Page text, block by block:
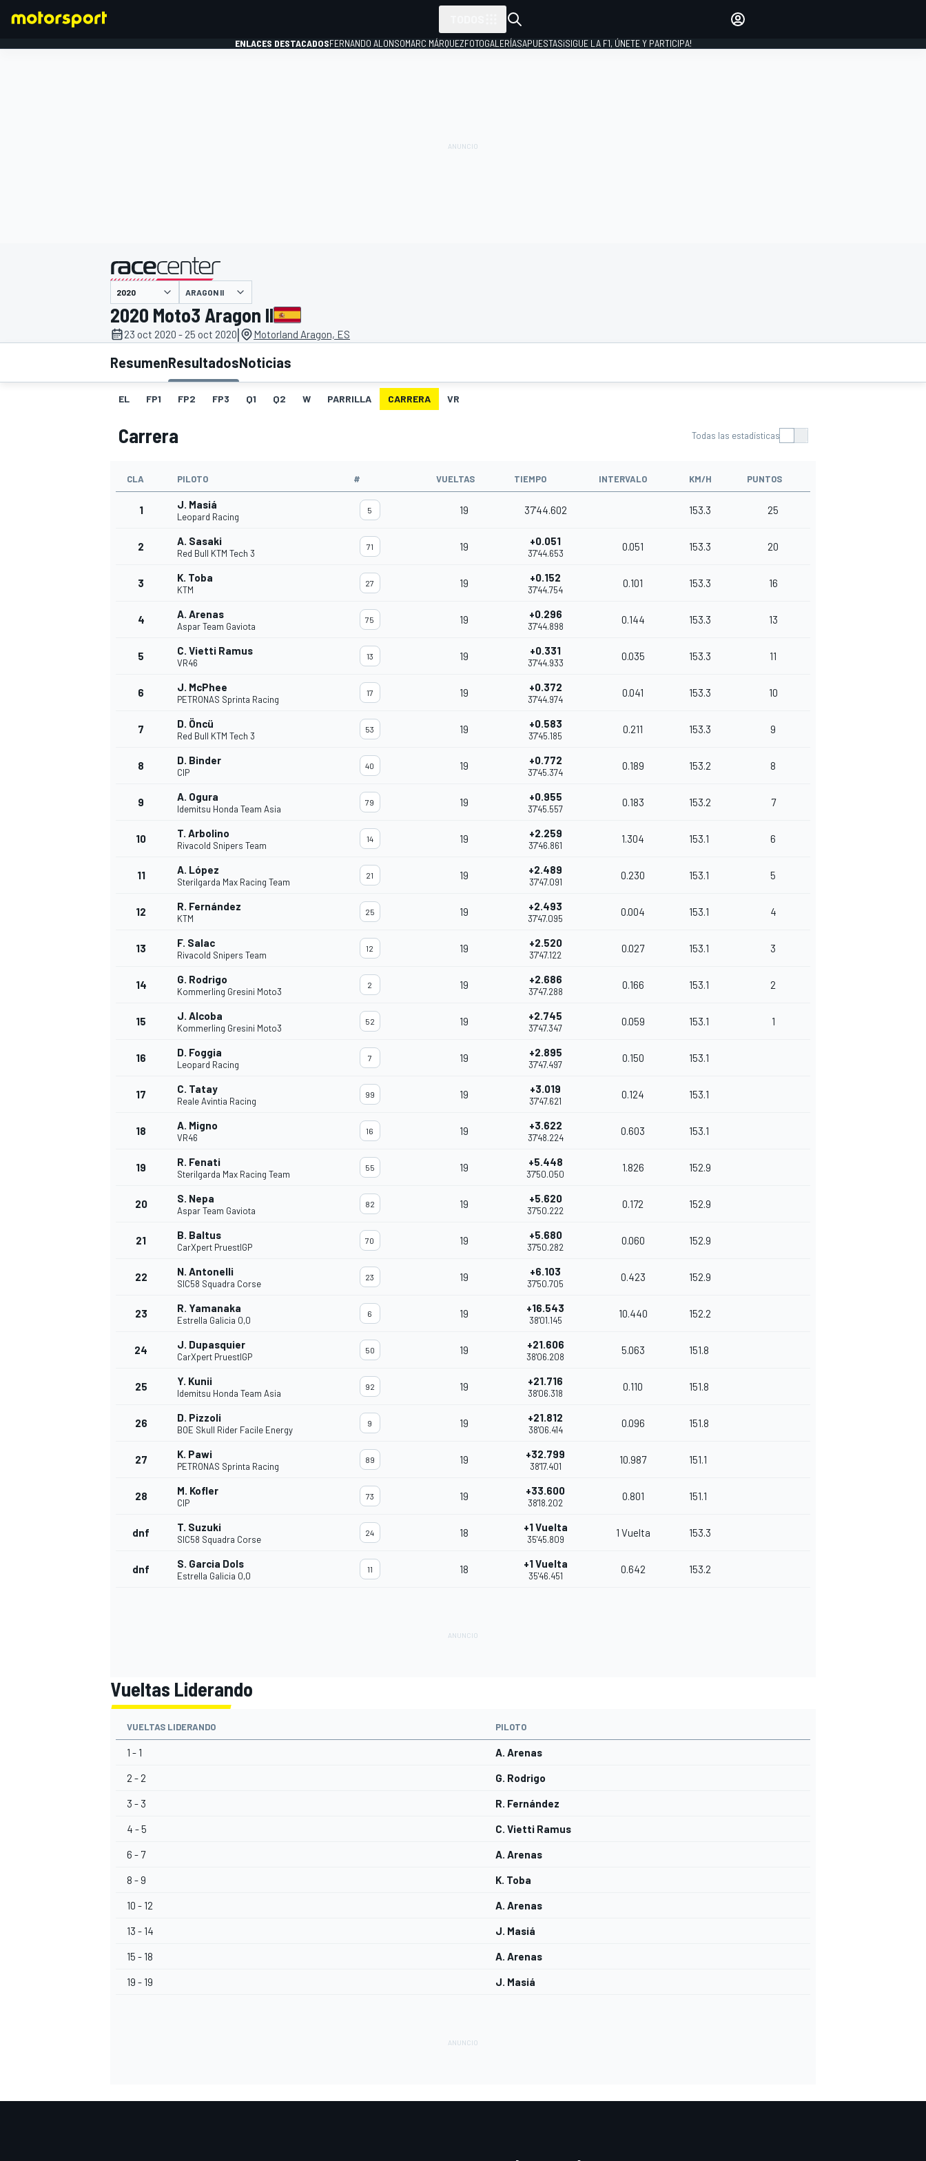
INDYCAR WRC
FÓRMULA E
MÁS CATEGORÍAS
ENLACES DESTACADOSFERNANDO ALONSOMARC MÁRQUEZFOTOGALERÍASAPUESTAS¡SIGUE LA F1, ÚNETE Y PARTICIPA!
presentado por
ARAGON II
2020 Moto3 Aragon II
23 oct 2020 - 25 oct 2020| Motorland Aragon, ES
ResumenResultadosNoticias
EL FP1 FP2 FP3 Q1 Q2 W PARRILLA CARRERA VR
Carrera Todas las estadísticas
CLA PILOTO # VUELTAS TIEMPO INTERVALO KM/H PUNTOS
1 J. Masiá
Leopard Racing
5 19 37'44.602 153.3 25
2 A. Sasaki
Red Bull KTM Tech 3
71 19 +0.051
37'44.653
0.051 153.3 20
3 K. Toba
KTM
27 19 +0.152
37'44.754
0.101 153.3 16
4 A. Arenas
Aspar Team Gaviota
75 19 +0.296
37'44.898
0.144 153.3 13
5 C. Vietti Ramus
VR46
13 19 +0.331
37'44.933
0.035 153.3 11
6 J. McPhee
PETRONAS Sprinta Racing
17 19 +0.372
37'44.974
0.041 153.3 10
7 D. Öncü
Red Bull KTM Tech 3
53 19 +0.583
37'45.185
0.211 153.3 9
8 D. Binder
CIP
40 19 +0.772
37'45.374
0.189 153.2 8
9 A. Ogura
Idemitsu Honda Team Asia
79 19 +0.955
37'45.557
0.183 153.2 7
10 T. Arbolino
Rivacold Snipers Team
14 19 +2.259
37'46.861
1.304 153.1 6
11 A. López
Sterilgarda Max Racing Team
21 19 +2.489
37'47.091
0.230 153.1 5
12 R. Fernández
KTM
25 19 +2.493
37'47.095
0.004 153.1 4
13 F. Salac
Rivacold Snipers Team
12 19 +2.520
37'47.122
0.027 153.1 3
14 G. Rodrigo
Kommerling Gresini Moto3
2 19 +2.686
37'47.288
0.166 153.1 2
15 J. Alcoba
Kommerling Gresini Moto3
52 19 +2.745
37'47.347
0.059 153.1 1
16 D. Foggia
Leopard Racing
7 19 +2.895
37'47.497
0.150 153.1
17 C. Tatay
Reale Avintia Racing
99 19 +3.019
37'47.621
0.124 153.1
18 A. Migno
VR46
16 19 +3.622
37'48.224
0.603 153.1
19 R. Fenati
Sterilgarda Max Racing Team
55 19 +5.448
37'50.050
1.826 152.9
20 S. Nepa
Aspar Team Gaviota
82 19 +5.620
37'50.222
0.172 152.9
21 B. Baltus
CarXpert PruestlGP
70 19 +5.680
37'50.282
0.060 152.9
22 N. Antonelli
SIC58 Squadra Corse
23 19 +6.103
37'50.705
0.423 152.9
23 R. Yamanaka
Estrella Galicia 0,0
6 19 +16.543
38'01.145
10.440 152.2
24 J. Dupasquier
CarXpert PruestlGP
50 19 +21.606
38'06.208
5.063 151.8
25 Y. Kunii
Idemitsu Honda Team Asia
92 19 +21.716
38'06.318
0.110 151.8
26 D. Pizzoli
BOE Skull Rider Facile Energy
9 19 +21.812
38'06.414
0.096 151.8
27 K. Pawi
PETRONAS Sprinta Racing
89 19 +32.799
38'17.401
10.987 151.1
28 M. Kofler
CIP
73 19 +33.600
38'18.202
0.801 151.1
dnf T. Suzuki
SIC58 Squadra Corse
24 18 +1 Vuelta
35'45.809
1 Vuelta 153.3
dnf S. Garcia Dols
Estrella Galicia 0,0
11 18 +1 Vuelta
35'46.451
0.642 153.2
Vueltas Liderando
VUELTAS LIDERANDO PILOTO
1 - 1 A. Arenas
2 - 2 G. Rodrigo
3 - 3 R. Fernández
4 - 5 C. Vietti Ramus
6 - 7 A. Arenas
8 - 9 K. Toba
10 - 12 A. Arenas
13 - 14 J. Masiá
15 - 18 A. Arenas
19 - 19 J. Masiá